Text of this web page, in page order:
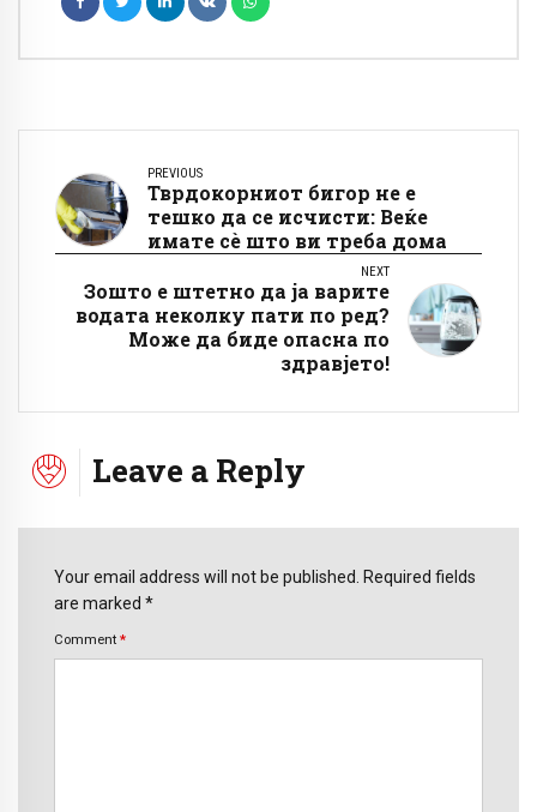
PREVIOUS
Тврдокорниот бигор не е
тешко да се исчисти: Веќе
имате сѐ што ви треба дома
NEXT
Зошто е штетно да ја варите
водата неколку пати по ред?
Може да биде опасна по
здравјето!
Leave a Reply
Your email address will not be published. Required fields
are marked *
Comment *